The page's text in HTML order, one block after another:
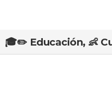
🎓✏️ Educación, 👶